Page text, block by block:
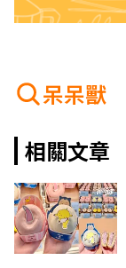
呆呆獸
相關文章